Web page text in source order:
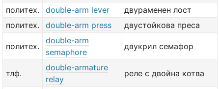
политех.
double-arm lever
двураменен лост
политех.
double-arm press двустойкова преса
политех.
double-arm
semaphore
двукрил семафор
тлф.
double-armature
relay
реле с двойна котва